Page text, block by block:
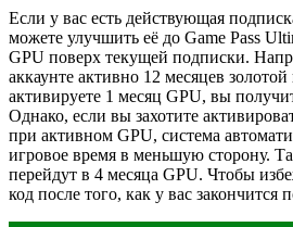
Если у вас есть действующая
можете улучшить её до Game Pass
GPU поверх текущей подписки.
аккаунте активно 12 месяцев
активируете 1 месяц GPU, вы
Однако, если вы захотите
при активном GPU, система
игровое время в меньшую сторону.
перейдут в 4 месяца GPU. Чтобы
код после того, как у вас закончится